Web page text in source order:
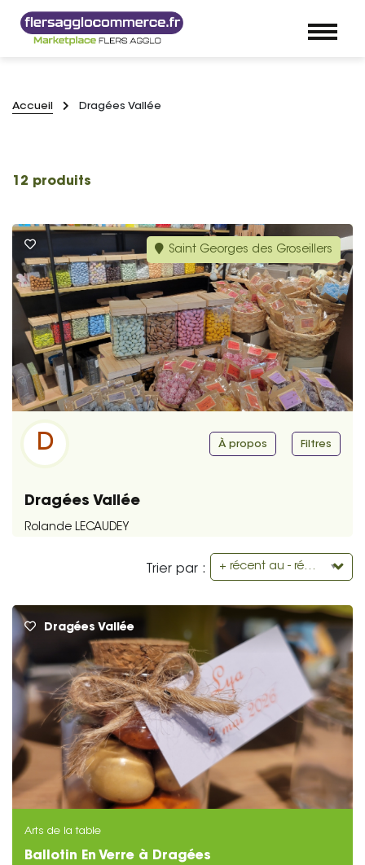
Accueil Dragées Vallée
12 produits
Saint Georges des Groseillers
D À propos Filtres
Dragées Vallée
Rolande LECAUDEY
Trier par : + récent au - récent
Dragées Vallée
Arts de la table
Ballotin En Verre à Dragées